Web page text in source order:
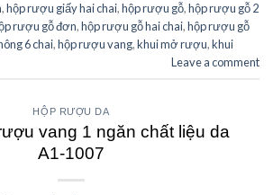
,hộp rượu giấy hai chai,hộp rượu gỗ,hộp rượu gỗ 2
rượu gỗ đơn,hộp rượu gỗ hai chai,hộp rượu gỗ
6 chai,hộp rượu vang,khui mở rượu,khui
Leave a comment
HỘP RƯỢU DA
vang 1 ngăn chất liệu da
A1-1007